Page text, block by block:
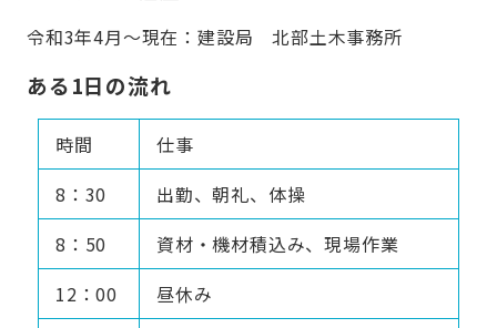
令和3年4月～現在：建設局 北部土木事務所
ある1日の流れ
時間
仕事
8：30
出勤、朝礼、体操
8：50
資材・機材積込み、現場作業
12：00
昼休み